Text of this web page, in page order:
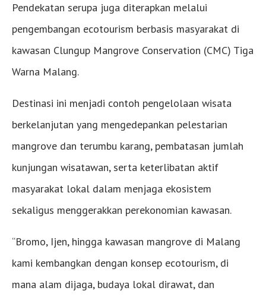
Pendekatan serupa juga diterapkan melalui
pengembangan ecotourism berbasis masyarakat di
kawasan Clungup Mangrove Conservation (CMC) Tiga
Warna Malang.
Destinasi ini menjadi contoh pengelolaan wisata
berkelanjutan yang mengedepankan pelestarian
mangrove dan terumbu karang, pembatasan jumlah
kunjungan wisatawan, serta keterlibatan aktif
masyarakat lokal dalam menjaga ekosistem
sekaligus menggerakkan perekonomian kawasan.
“Bromo, Ijen, hingga kawasan mangrove di Malang
kami kembangkan dengan konsep ecotourism, di
mana alam dijaga, budaya lokal dirawat, dan